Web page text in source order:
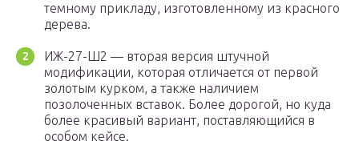
темному прикладу, изготовленному из красного
дерева.
ИЖ-27-Ш2 — вторая версия штучной
модификации, которая отличается от первой
золотым курком, а также наличием
позолоченных вставок. Более дорогой, но куда
более красивый вариант, поставляющийся в
особом кейсе.